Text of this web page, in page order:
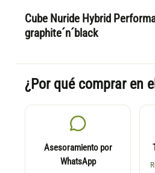
Cube Nuride Hybrid
graphite´n´black
¿Por qué comprar en
Asesoramiento por
WhatsApp